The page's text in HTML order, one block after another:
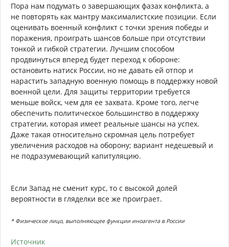
Пора нам подумать о завершающих фазах конфликта, а
не повторять как мантру максималистские позиции. Если
оценивать военный конфликт с точки зрения победы и
поражения, проиграть шансов больше при отсутствии
тонкой и гибкой стратегии. Лучшим способом
продвинуться вперед будет переход к обороне:
остановить натиск России, но не давать ей отпор и
нарастить западную военную помощь в поддержку новой
военной цели. Для защиты территории требуется
меньше войск, чем для ее захвата. Кроме того, легче
обеспечить политическое большинство в поддержку
стратегии, которая имеет реальные шансы на успех.
Даже такая относительно скромная цель потребует
увеличения расходов на оборону; вариант недешевый и
не подразумевающий капитуляцию.
Если Запад не сменит курс, то с высокой долей
вероятности в гляделки все же проиграет.
* Физическое лицо, выполняющее функции иноагента в России
Источник